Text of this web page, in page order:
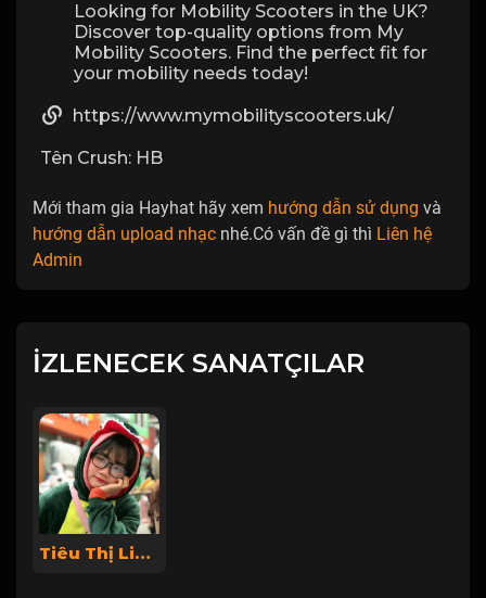
Looking for Mobility Scooters in the UK?
Discover top-quality options from My
Mobility Scooters. Find the perfect fit for
your mobility needs today!
https://www.mymobilityscooters.uk/
Tên Crush: HB
Mới tham gia Hayhat hãy xem hướng dẫn sử dụng và
hướng dẫn upload nhạc nhé.Có vấn đề gì thì Liên hệ
Admin
İZLENECEK SANATÇILAR
Tiêu Thị Linh Chi